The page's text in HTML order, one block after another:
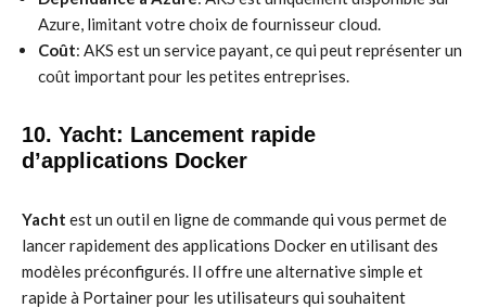
Azure, limitant votre choix de fournisseur cloud.
Coût: AKS est un service payant, ce qui peut représenter un
coût important pour les petites entreprises.
10. Yacht: Lancement rapide
d’applications Docker
Yacht est un outil en ligne de commande qui vous permet de
lancer rapidement des applications Docker en utilisant des
modèles préconfigurés. Il offre une alternative simple et
rapide à Portainer pour les utilisateurs qui souhaitent